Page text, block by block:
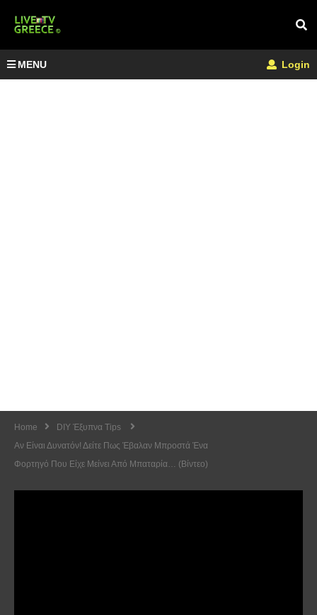
MENU Login
Home
DIY Έξυπνα Tips
Αν Είναι Δυνατόν! Δείτε Πως Έβαλαν Μπροστά Ένα
Φορτηγό Που Είχε Μείνει Από Μπαταρία… (Βίντεο)